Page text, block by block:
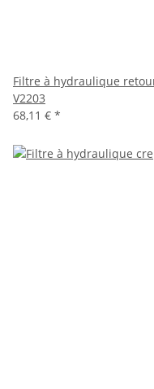
Filtre à hydraulique
V2203
68,11 € *